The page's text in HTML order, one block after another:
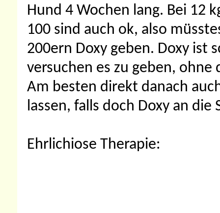
Hund 4 Wochen lang. Bei 12
100 sind auch ok, also
200ern Doxy geben. Doxy ist
versuchen es zu geben,
Am besten direkt danach
lassen, falls doch Doxy an
Ehrlichiose Therapie: